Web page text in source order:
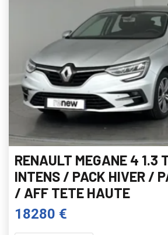
RENAULT MEGANE 4 1.3
INTENS / PACK HIVER /
/ AFF TETE HAUTE
18280 €